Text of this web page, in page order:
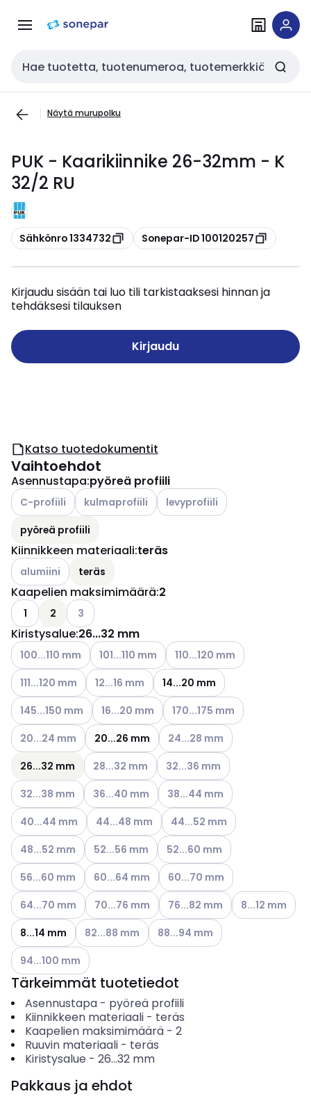
navigointiinsisältöön
Haku
Näytä murupolku
PUK - Kaarikiinnike 26-32mm - K
32/2 RU
Kopioi
Sähkönro 1334732 Kopioi
Sonepar-ID 100120257
Kirjaudu sisään tai luo tili tarkistaaksesi hinnan ja
tehdäksesi tilauksen
Kirjaudu
Katso tuotedokumentit
Vaihtoehdot
Asennustapa:pyöreä profiili
Katso käytettävissä olevat vaihtoehdot
C-profiili Katso käytettävissä olevat vaihtoehdot
kulmaprofiili Katso käytettävissä olevat
levyprofiili
pyöreä profiili
Kiinnikkeen materiaali:teräs
Katso käytettävissä olevat vaihtoehdot
alumiini teräs
Kaapelien maksimimäärä:2
1 2 Katso käytettävissä olevat vaihtoehdot
3
Kiristysalue:26...32 mm
Katso käytettävissä olevat vaihtoehdot
100...110 mm Katso käytettävissä olevat vaihtoehdot
101...110 mm Katso käytettävissä olevat
110...120 mm
Katso käytettävissä olevat vaihtoehdot
111...120 mm Katso käytettävissä olevat vaihtoehdot
12...16 mm
14...20 mm
Katso käytettävissä olevat vaihtoehdot
145...150 mm Katso käytettävissä olevat vaihtoehdot
16...20 mm Katso käytettävissä olevat
170...175 mm
Katso käytettävissä olevat vaihtoehdot
20...24 mm 20...26 mm Katso käytettävissä olevat
24...28 mm
26...32 mm
Katso käytettävissä olevat vaihtoehdot
28...32 mm Katso käytettävissä olevat
32...36 mm
Katso käytettävissä olevat vaihtoehdot
32...38 mm Katso käytettävissä olevat vaihtoehdot
36...40 mm Katso käytettävissä olevat
38...44 mm
Katso käytettävissä olevat vaihtoehdot
40...44 mm Katso käytettävissä olevat vaihtoehdot
44...48 mm Katso käytettävissä olevat
44...52 mm
Katso käytettävissä olevat vaihtoehdot
48...52 mm Katso käytettävissä olevat vaihtoehdot
52...56 mm Katso käytettävissä olevat
52...60 mm
Katso käytettävissä olevat vaihtoehdot
56...60 mm Katso käytettävissä olevat vaihtoehdot
60...64 mm Katso käytettävissä olevat
60...70 mm
Katso käytettävissä olevat vaihtoehdot
64...70 mm Katso käytettävissä olevat vaihtoehdot
70...76 mm Katso käytettävissä olevat
76...82 mm Katso
8...12 mm
8...14 mm
Katso käytettävissä olevat vaihtoehdot
82...88 mm Katso käytettävissä olevat
88...94 mm
Katso käytettävissä olevat vaihtoehdot
94...100 mm
Tärkeimmät tuotetiedot
Asennustapa- pyöreä profiili
Kiinnikkeen materiaali- teräs
Kaapelien maksimimäärä- 2
Ruuvin materiaali- teräs
Kiristysalue - 26...32 mm
Pakkaus ja ehdot